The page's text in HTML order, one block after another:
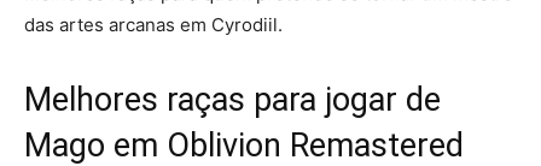
das artes arcanas em Cyrodiil.
Melhores raças para jogar de
Mago em Oblivion Remastered